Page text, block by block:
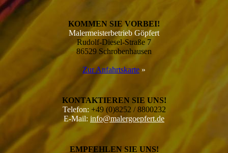
KOMMEN SIE VORBEI!
Malermeisterbetrieb Göpfert
Rudolf-Diesel-Straße 7
86529 Schrobenhausen
Zur Anfahrtskarte »
KONTAKTIEREN SIE UNS!
Telefon: +49 (0)8252 / 8800232
E-Mail: info@malergoepfert.de
EMPFEHLEN SIE UNS!